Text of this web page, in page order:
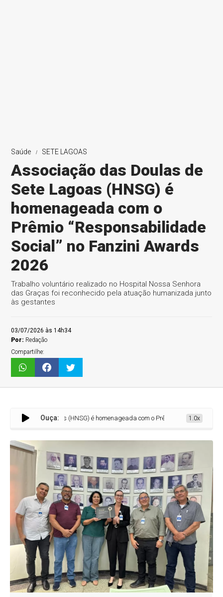
Saúde SETE LAGOAS
Associação das Doulas de
Sete Lagoas (HNSG) é
homenageada com o
Prêmio “Responsabilidade
Social” no Fanzini Awards
2026
Trabalho voluntário realizado no Hospital Nossa Senhora
das Graças foi reconhecido pela atuação humanizada junto
às gestantes
03/07/2026 às 14h34
Por: Redação
Compartilhe:
Ouça:
(HNSG) é homenageada com o Prêmio “Responsabilidade Social” no
1.0x